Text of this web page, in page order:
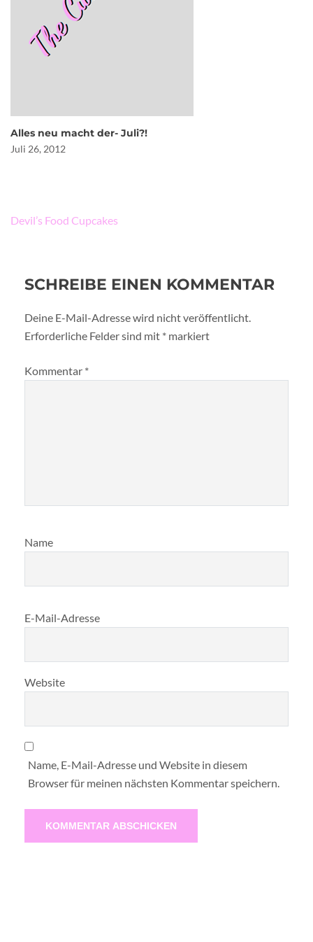
Alles neu macht der- Juli?!
Juli 26, 2012
Beitragsnavigation
Devil’s Food Cupcakes
SCHREIBE EINEN KOMMENTAR
Deine E-Mail-Adresse wird nicht veröffentlicht.
Erforderliche Felder sind mit * markiert
Kommentar *
Name
E-Mail-Adresse
Website
Name, E-Mail-Adresse und Website in diesem
Browser für meinen nächsten Kommentar speichern.